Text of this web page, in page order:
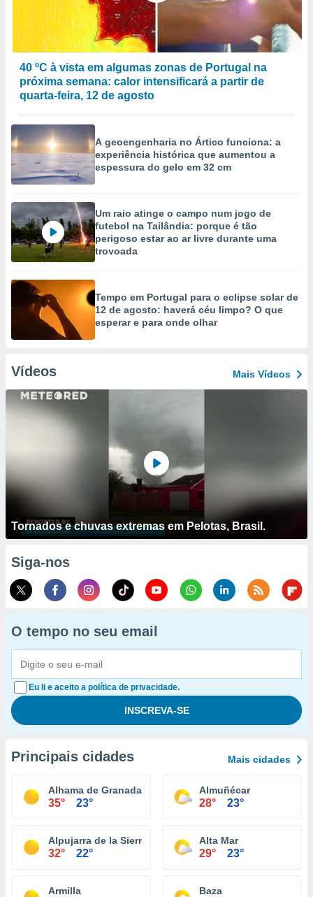
40 ºC à vista em algumas zonas de Portugal na
próxima semana: calor intensificará a partir de
quarta-feira, 12 de agosto
A geoengenharia no Ártico funciona: a
experiência histórica que aumentou a
espessura do gelo em 32 cm
Um raio atinge o campo num jogo de
futebol na Tailândia: porque é tão
perigoso estar ao ar livre durante uma
trovoada
Tempo em Portugal para o eclipse solar de
12 de agosto: haverá céu limpo? O que
esperar e para onde olhar
Vídeos Mais Vídeos
Tornados e chuvas extremas em Pelotas, Brasil.
Siga-nos
O tempo no seu email
Eu li e aceito a política de privacidade.
Principais cidades Mais cidades
Alhama de Granada
35° 23°
Almuñécar
28° 23°
Alpujarra de la Sierra
32° 22°
Alta Mar
29° 23°
Armilla Baza